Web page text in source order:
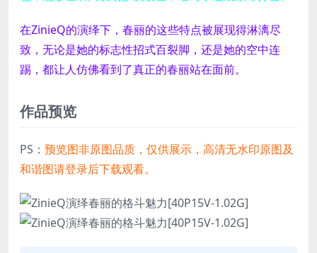
在ZinieQ的演绎下，春丽的这些特点被展现得淋漓尽
致，无论是她的标志性招式百裂脚，还是她的空中连
踢，都让人仿佛看到了真正的春丽站在面前。
作品预览
PS： 预览图非原图品质，仅供展示，高清无水印原图及
和谐图请登录后下载观看。